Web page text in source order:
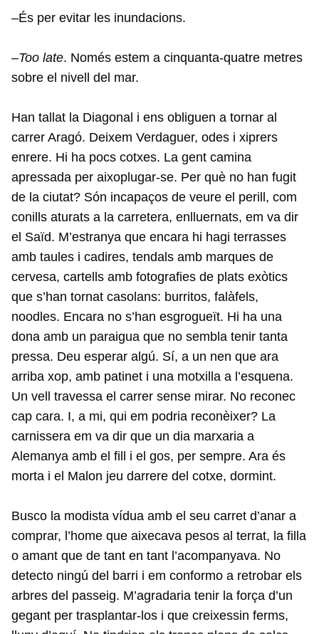
–És per evitar les inundacions.
–Too late. Només estem a cinquanta-quatre metres
sobre el nivell del mar.
Han tallat la Diagonal i ens obliguen a tornar al
carrer Aragó. Deixem Verdaguer, odes i xiprers
enrere. Hi ha pocs cotxes. La gent camina
apressada per aixoplugar-se. Per què no han fugit
de la ciutat? Són incapaços de veure el perill, com
conills aturats a la carretera, enlluernats, em va dir
el Saïd. M’estranya que encara hi hagi terrasses
amb taules i cadires, tendals amb marques de
cervesa, cartells amb fotografies de plats exòtics
que s’han tornat casolans: burritos, falàfels,
noodles. Encara no s’han esgrogueït. Hi ha una
dona amb un paraigua que no sembla tenir tanta
pressa. Deu esperar algú. Sí, a un nen que ara
arriba xop, amb patinet i una motxilla a l’esquena.
Un vell travessa el carrer sense mirar. No reconec
cap cara. I, a mi, qui em podria reconèixer? La
carnissera em va dir que un dia marxaria a
Alemanya amb el fill i el gos, per sempre. Ara és
morta i el Malon jeu darrere del cotxe, dormint.
Busco la modista vídua amb el seu carret d’anar a
comprar, l’home que aixecava pesos al terrat, la filla
o amant que de tant en tant l’acompanyava. No
detecto ningú del barri i em conformo a retrobar els
arbres del passeig. M’agradaria tenir la força d’un
gegant per trasplantar-los i que creixessin ferms,